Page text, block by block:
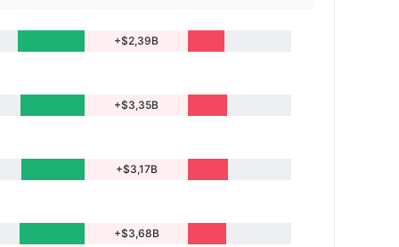
+$2,39B
+$3,35B
+$3,17B
+$3,68B